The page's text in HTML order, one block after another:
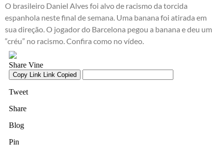
O brasileiro Daniel Alves foi alvo de racismo da torcida
espanhola neste final de semana. Uma banana foi atirada em
sua direção. O jogador do Barcelona pegou a banana e deu um
“créu” no racismo. Confira como no vídeo.